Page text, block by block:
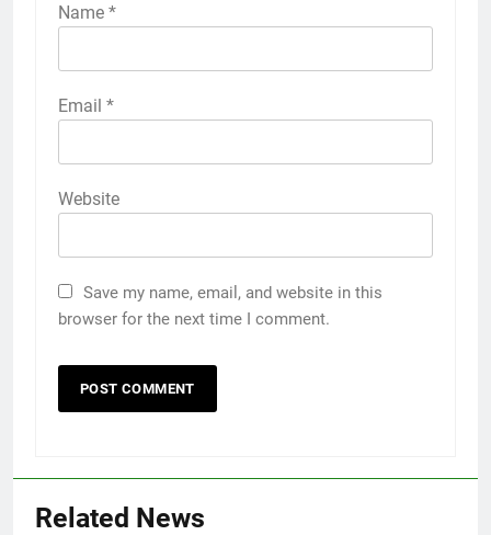
Name *
Email *
Website
Save my name, email, and website in this
browser for the next time I comment.
Related News